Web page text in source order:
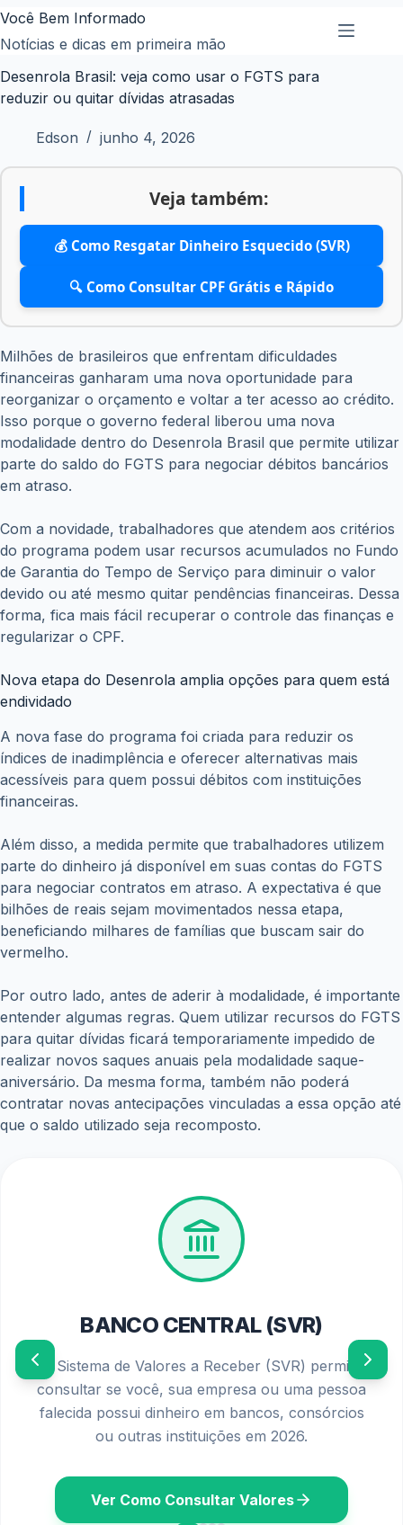
Pular
para
conteúdo
Você Bem Informado
Notícias e dicas em primeira mão
Desenrola Brasil: veja como usar o FGTS para
reduzir ou quitar dívidas atrasadas
Edson junho 4, 2026
Veja também:
💰 Como Resgatar Dinheiro Esquecido (SVR)
🔍 Como Consultar CPF Grátis e Rápido
Milhões de brasileiros que enfrentam dificuldades
financeiras ganharam uma nova oportunidade para
reorganizar o orçamento e voltar a ter acesso ao crédito.
Isso porque o governo federal liberou uma nova
modalidade dentro do Desenrola Brasil que permite utilizar
parte do saldo do FGTS para negociar débitos bancários
em atraso.
Com a novidade, trabalhadores que atendem aos critérios
do programa podem usar recursos acumulados no Fundo
de Garantia do Tempo de Serviço para diminuir o valor
devido ou até mesmo quitar pendências financeiras. Dessa
forma, fica mais fácil recuperar o controle das finanças e
regularizar o CPF.
Nova etapa do Desenrola amplia opções para quem está
endividado
A nova fase do programa foi criada para reduzir os
índices de inadimplência e oferecer alternativas mais
acessíveis para quem possui débitos com instituições
financeiras.
Além disso, a medida permite que trabalhadores utilizem
parte do dinheiro já disponível em suas contas do FGTS
para negociar contratos em atraso. A expectativa é que
bilhões de reais sejam movimentados nessa etapa,
beneficiando milhares de famílias que buscam sair do
vermelho.
Por outro lado, antes de aderir à modalidade, é importante
entender algumas regras. Quem utilizar recursos do FGTS
para quitar dívidas ficará temporariamente impedido de
realizar novos saques anuais pela modalidade saque-
aniversário. Da mesma forma, também não poderá
contratar novas antecipações vinculadas a essa opção até
que o saldo utilizado seja recomposto.
BANCO CENTRAL (SVR)
O Sistema de Valores a Receber (SVR) permite
consultar se você, sua empresa ou uma pessoa
falecida possui dinheiro em bancos, consórcios
ou outras instituições em 2026.
Ver Como Consultar Valores